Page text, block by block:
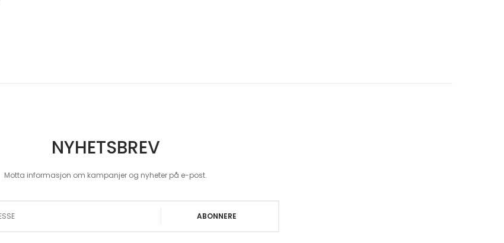
NYHETSBREV
Motta informasjon om kampanjer og nyheter på e-post.
ABONNERE